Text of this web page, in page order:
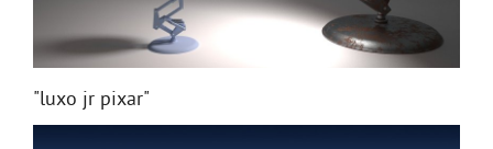
"luxo jr pixar"